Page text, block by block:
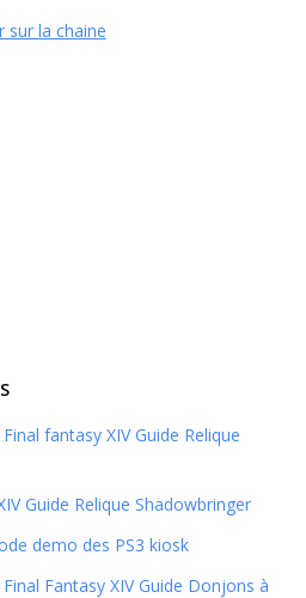
sur la chaine
Final fantasy XIV Guide Relique
Guide Relique Shadowbringer
demo des PS3 kiosk
Final Fantasy XIV Guide Donjons à